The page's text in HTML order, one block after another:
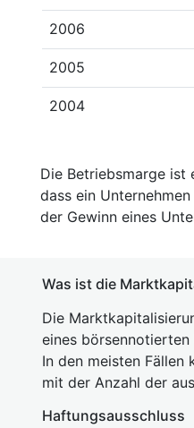
2006
2005
2004
Die Betriebsmarge ist
dass ein
der Gewinn eines
Was ist die
Die
eines börsennotierten
In den meisten Fällen
mit der Anzahl der
Haftungsausschluss